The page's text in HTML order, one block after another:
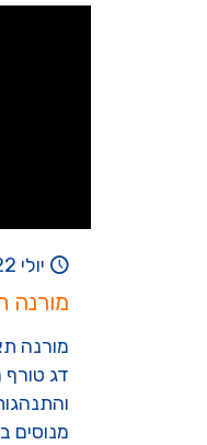
יולי 22, 2025
מורנה
דג
מנוסים